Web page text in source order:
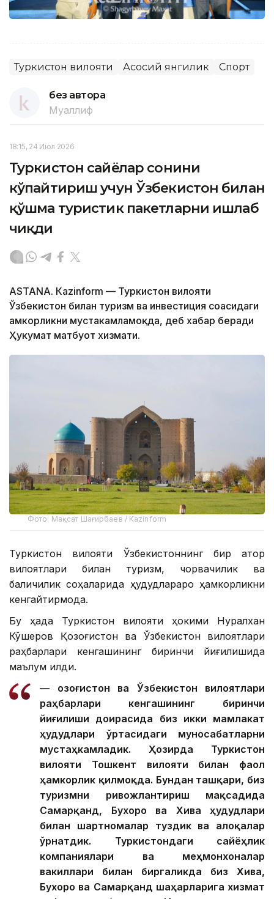
Туркистон вилояти Асосий янгилик Спорт
без автора
Муаллиф
18:15, 24 Июл 2026
Туркистон сайёҳлар сонини
кўпайтириш учун Ўзбекистон билан
қўшма туристик пакетларни ишлаб
чиқди
ASTANА. Кazinform — Туркистон вилояти
Ўзбекистон билан туризм ва инвестиция соҳасидаги
ҳамкорликни мустаҳкамламоқда, деб хабар беради
Ҳукумат матбуот хизмати.
Фото: Мақсат Шағирбаев / Kazinform
Туркистон вилояти Ўзбекистоннинг бир қатор
вилоятлари билан туризм, чорвачилик ва
балиқчилик соҳаларида ҳудудлараро ҳамкорликни
кенгайтирмоқда.
Бу ҳақда Туркистон вилояти ҳокими Нуралхан
Кўшеров Қозоғистон ва Ўзбекистон вилоятлари
раҳбарлари кенгашининг биринчи йиғилишида
маълум қилди.
— Қозоғистон ва Ўзбекистон вилоятлари
раҳбарлари кенгашининг биринчи
йиғилиши доирасида биз икки мамлакат
ҳудудлари ўртасидаги муносабатларни
мустаҳкамладик. Ҳозирда Туркистон
вилояти Тошкент вилояти билан фаол
ҳамкорлик қилмоқда. Бундан ташқари, биз
туризмни ривожлантириш мақсадида
Самарқанд, Бухоро ва Хива ҳудудлари
билан шартномалар туздик ва алоқалар
ўрнатдик. Туркистондаги сайёҳлик
компаниялари ва меҳмонхоналар
вакиллари билан биргаликда биз Хива,
Бухоро ва Самарқанд шаҳарларига хизмат